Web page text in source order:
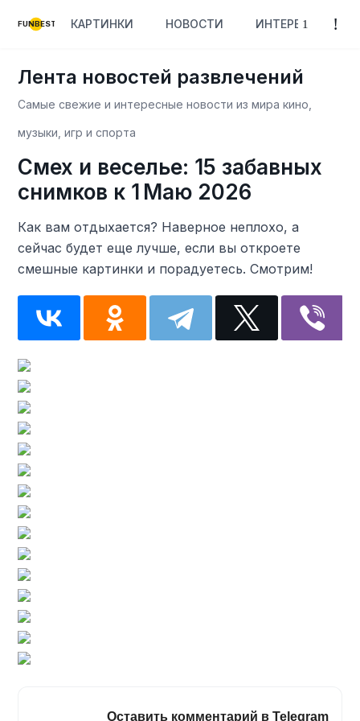
FUNBEST КАРТИНКИ НОВОСТИ ИНТЕРЕСНОЕ
Лента новостей развлечений
Самые свежие и интересные новости из мира кино,
музыки, игр и спорта
Смех и веселье: 15 забавных
снимков к 1 Маю 2026
Как вам отдыхается? Наверное неплохо, а
сейчас будет еще лучше, если вы откроете
смешные картинки и порадуетесь. Смотрим!